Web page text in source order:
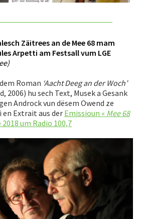
Zäitrees an de Mee 68 mam
Arpetti am Festsall vum LGE
Roman ‘Aacht Deeg an der Woch’
2006) hu sech Text, Musek a Gesank
Androck vun dësem Owend ze
Extrait aus der Emissioun « Mee 68
um Radio 100,7